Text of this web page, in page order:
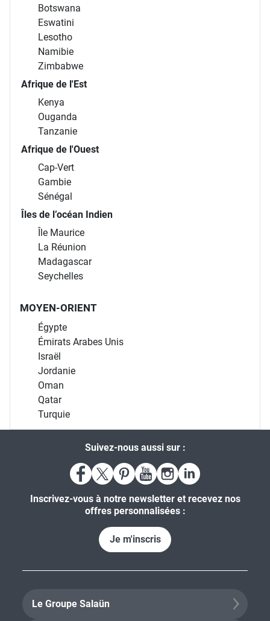
Botswana
Eswatini
Lesotho
Namibie
Zimbabwe
Afrique de l'Est
Kenya
Ouganda
Tanzanie
Afrique de l'Ouest
Cap-Vert
Gambie
Sénégal
Îles de l’océan Indien
Île Maurice
La Réunion
Madagascar
Seychelles
MOYEN-ORIENT
Égypte
Émirats Arabes Unis
Israël
Jordanie
Oman
Qatar
Turquie
Suivez-nous aussi sur :
Inscrivez-vous à notre newsletter et recevez nos
offres personnalisées :
Je m'inscris
Le Groupe Salaün